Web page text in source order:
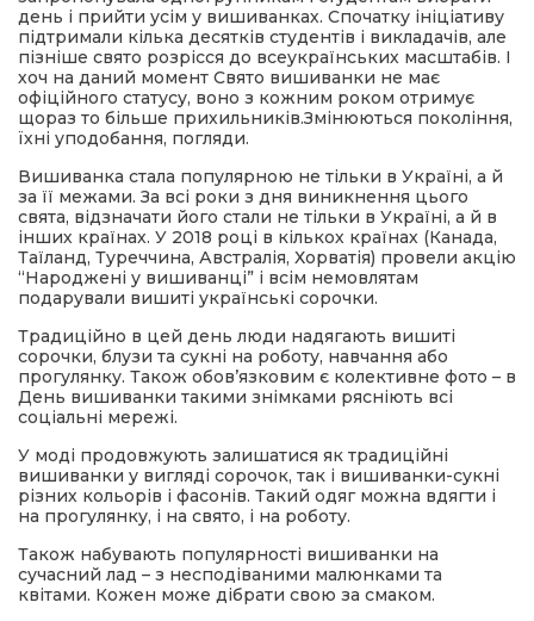
день і прийти усім у вишиванках. Спочатку ініціативу
підтримали кілька десятків студентів і викладачів, але
пізніше свято розрісся до всеукраїнських масштабів. І
хоч на даний момент Свято вишиванки не має
офіційного статусу, воно з кожним роком отримує
щораз то більше прихильників.Змiнюються поколiння,
ïхнi уподобання, погляди.
Вишиванка стала популярною не тільки в Україні, а й
за її межами. За всі роки з дня виникнення цього
свята, відзначати його стали не тільки в Україні, а й в
інших країнах. У 2018 році в кількох країнах (Канада,
Таїланд, Туреччина, Австралія, Хорватія) провели акцію
“Народжені у вишиванці” і всім немовлятам
подарували вишиті українські сорочки.
Традиційно в цей день люди надягають вишиті
сорочки, блузи та сукні на роботу, навчання або
прогулянку. Також обов’язковим є колективне фото – в
День вишиванки такими знімками рясніють всі
соціальні мережі.
У моді продовжують залишатися як традиційні
вишиванки у вигляді сорочок, так і вишиванки-сукні
різних кольорів і фасонів. Такий одяг можна вдягти і
на прогулянку, і на свято, і на роботу.
Також набувають популярності вишиванки на
сучасний лад – з несподіваними малюнками та
квітами. Кожен може дібрати свою за смаком.